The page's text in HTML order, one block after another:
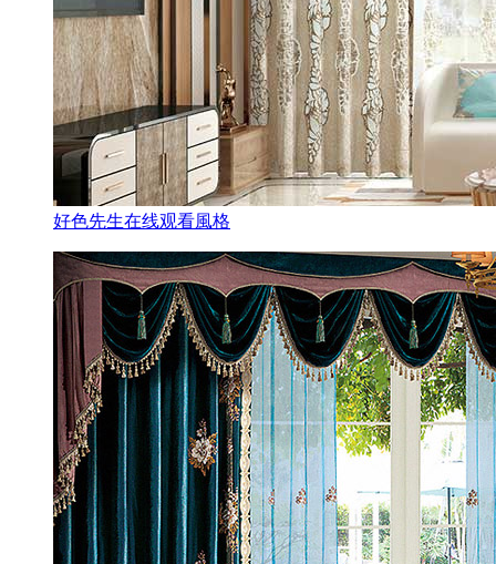
好色先生在线观看風格